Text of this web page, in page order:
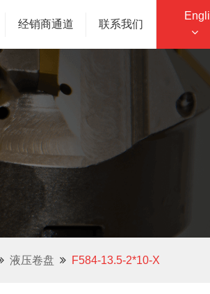
经销商通道 联系我们
液压卷盘 F584-13.5-2*10-X